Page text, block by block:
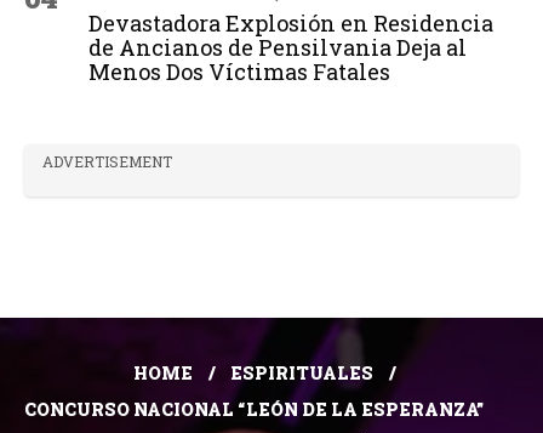
Devastadora Explosión en Residencia
de Ancianos de Pensilvania Deja al
Menos Dos Víctimas Fatales
ADVERTISEMENT
HOME
ESPIRITUALES
CONCURSO NACIONAL “LEÓN DE LA ESPERANZA”